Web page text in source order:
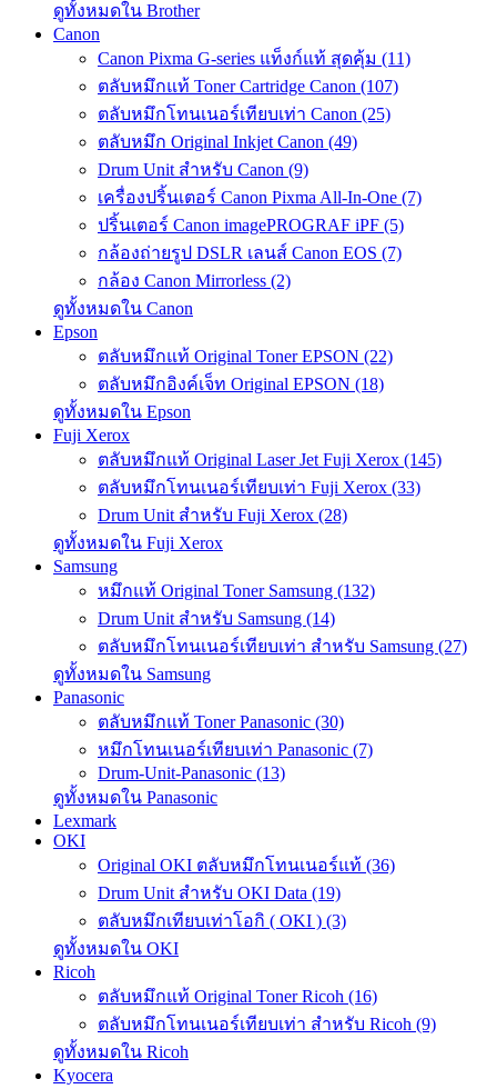
ดูทั้งหมดใน Brother
Canon
Canon Pixma G-series แท็งก์แท้ สุดคุ้ม (11)
ตลับหมึกแท้ Toner Cartridge Canon (107)
ตลับหมึกโทนเนอร์เทียบเท่า Canon (25)
ตลับหมึก Original Inkjet Canon (49)
Drum Unit สำหรับ Canon (9)
เครื่องปริ้นเตอร์ Canon Pixma All-In-One (7)
ปริ้นเตอร์ Canon imagePROGRAF iPF (5)
กล้องถ่ายรูป DSLR เลนส์ Canon EOS (7)
กล้อง Canon Mirrorless (2)
ดูทั้งหมดใน Canon
Epson
ตลับหมึกแท้ Original Toner EPSON (22)
ตลับหมึกอิงค์เจ็ท Original EPSON (18)
ดูทั้งหมดใน Epson
Fuji Xerox
ตลับหมึกแท้ Original Laser Jet Fuji Xerox (145)
ตลับหมึกโทนเนอร์เทียบเท่า Fuji Xerox (33)
Drum Unit สำหรับ Fuji Xerox (28)
ดูทั้งหมดใน Fuji Xerox
Samsung
หมึกแท้ Original Toner Samsung (132)
Drum Unit สำหรับ Samsung (14)
ตลับหมึกโทนเนอร์เทียบเท่า สำหรับ Samsung (27)
ดูทั้งหมดใน Samsung
Panasonic
ตลับหมึกแท้ Toner Panasonic (30)
หมึกโทนเนอร์เทียบเท่า Panasonic (7)
Drum-Unit-Panasonic (13)
ดูทั้งหมดใน Panasonic
Lexmark
OKI
Original OKI ตลับหมึกโทนเนอร์แท้ (36)
Drum Unit สำหรับ OKI Data (19)
ตลับหมึกเทียบเท่าโอกิ ( OKI ) (3)
ดูทั้งหมดใน OKI
Ricoh
ตลับหมึกแท้ Original Toner Ricoh (16)
ตลับหมึกโทนเนอร์เทียบเท่า สำหรับ Ricoh (9)
ดูทั้งหมดใน Ricoh
Kyocera